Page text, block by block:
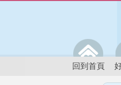
回到首頁